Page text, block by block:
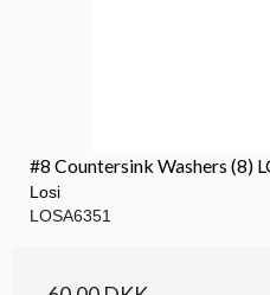
#8 Countersink Washers (8)
Losi
LOSA6351